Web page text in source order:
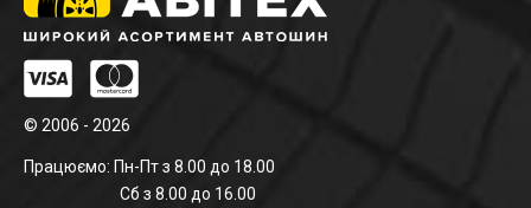
© 2006 - 2026
Працюємо: Пн-Пт з 8.00 до 18.00
Сб з 8.00 до 16.00